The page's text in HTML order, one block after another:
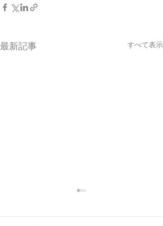
最新記事 すべて表示